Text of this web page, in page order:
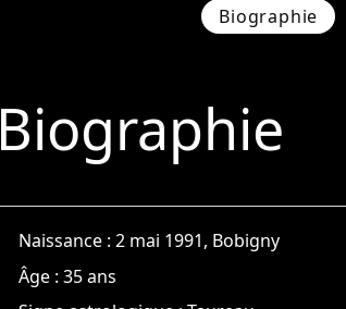
Biographie
Biographie
Naissance :2 mai 1991, Bobigny
Âge :35 ans